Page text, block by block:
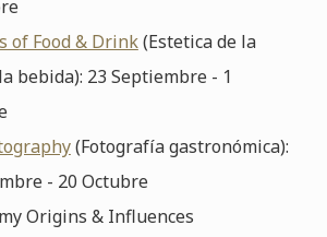
of Food & Drink(Estetica de la
bebida): 23 Septiembre - 1
(Fotografía gastronómica):
- 20 Octubre
Origins & Influences